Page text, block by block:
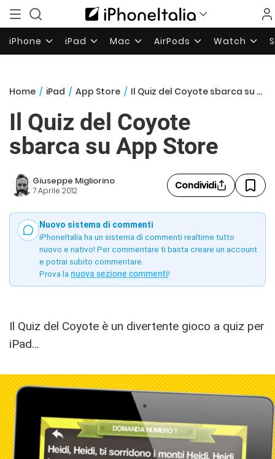
iPhone iPad Mac AirPods Watch
Home / iPad / App Store / Il Quiz del Coyote sbarca su App Store
Il Quiz del Coyote
sbarca su App Store
Giuseppe Migliorino
7 Aprile 2012 Condividi
Nuovo sistema di commenti
iPhoneItalia ha un sistema di commenti realtime tutto
nuovo e nativo! Per commentare ti basta creare un account
e potrai subito commentare.
Prova la nuova sezione commenti!
Il Quiz del Coyote è un divertente gioco a quiz per
iPad…